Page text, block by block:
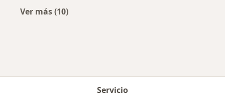
Ver más (10)
Servicio